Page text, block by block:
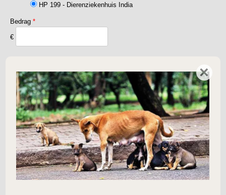
HP 199 - Dierenziekenhuis India
Bedrag *
€
Voltooi donatie door HIER te drukken. ×